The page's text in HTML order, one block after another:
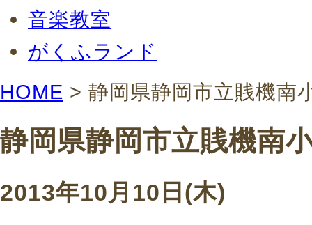
音楽教室
がくふランド
HOME > 静岡県静岡市立賎機南
静岡県静岡市立賎機南
2013年10月10日(木)